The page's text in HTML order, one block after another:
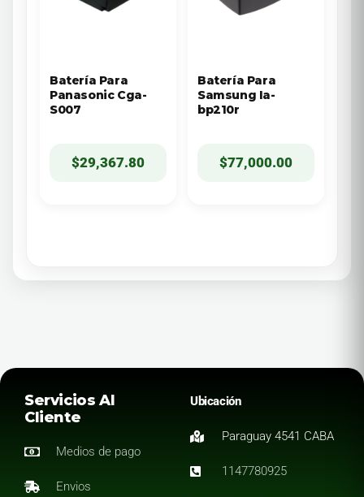
Batería Para
Panasonic Cga-
S007
$29,367.80
Batería Para
Samsung Ia-
bp210r
$77,000.00
Servicios Al
Cliente
Medios de pago
Envios
Ubicación
Paraguay 4541 CABA
1147780925